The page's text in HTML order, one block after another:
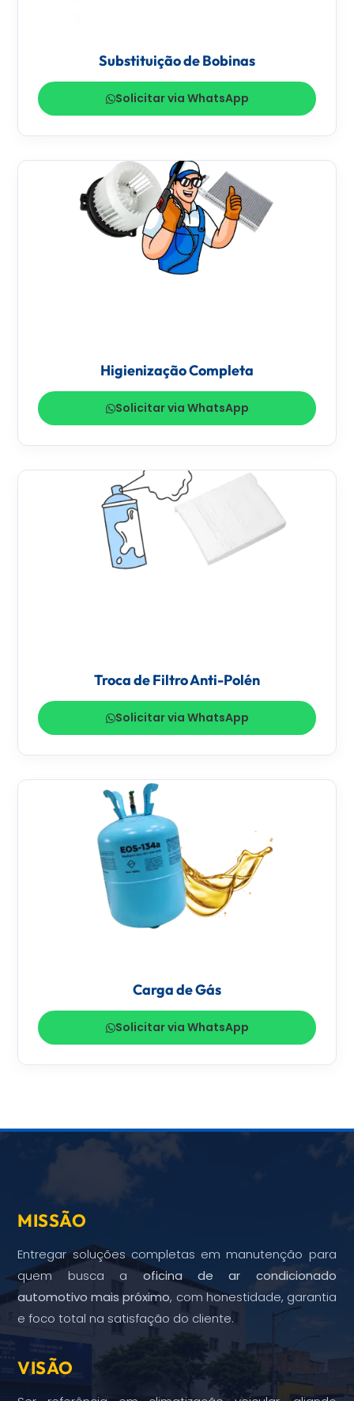
Substituição de Bobinas
Solicitar via WhatsApp
Higienização Completa
Solicitar via WhatsApp
Troca de Filtro Anti-Polén
Solicitar via WhatsApp
Carga de Gás
Solicitar via WhatsApp
MISSÃO
Entregar soluções completas em manutenção para
quem busca aoficina de ar condicionado
automotivo mais próximo, com honestidade, garantia
e foco total na satisfação do cliente.
VISÃO